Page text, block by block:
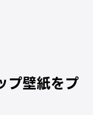
プ壁紙をプ